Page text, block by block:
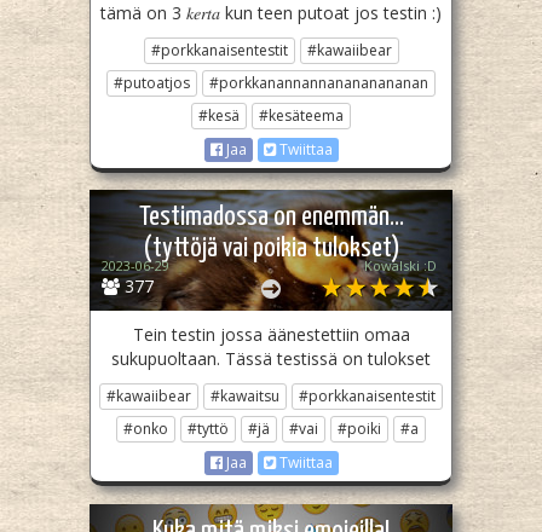
tämä on 3 𝑘𝑒𝑟𝑡𝑎 kun teen putoat jos testin :)
#porkkanaisentestit
#kawaiibear
#putoatjos
#porkkanannannanananananan
#kesä
#kesäteema
Jaa
Twiittaa
Testimadossa on enemmän...
(tyttöjä vai poikia tulokset)
377
2023-06-29 Kowalski :D
Tein testin jossa äänestettiin omaa
sukupuoltaan. Tässä testissä on tulokset
#kawaiibear #kawaitsu
#porkkanaisentestit
#onko
#tyttö #jä #vai #poiki
#a
Jaa
Twiittaa